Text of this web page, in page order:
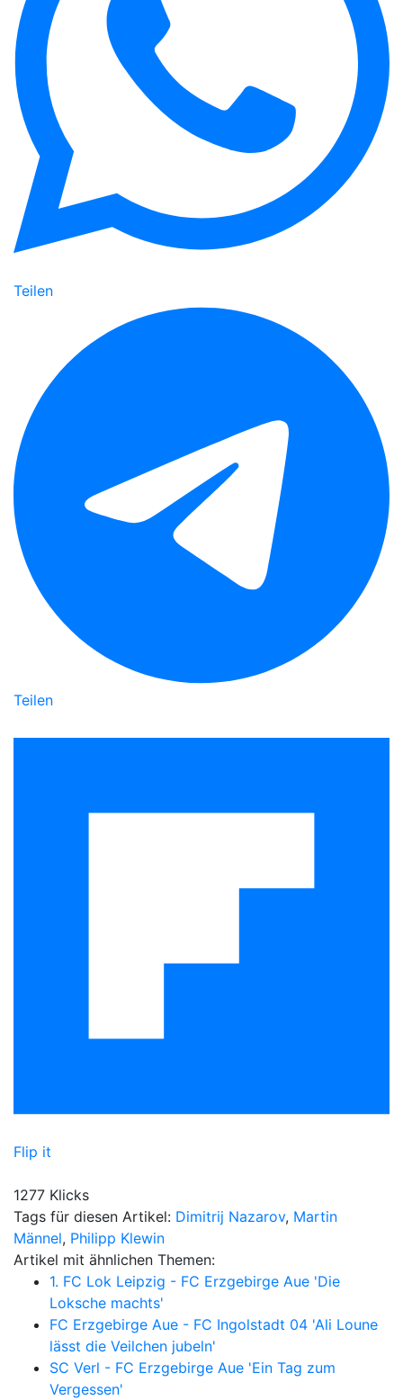
Teilen
Teilen
Flip it
1277 Klicks
Tags für diesen Artikel: Dimitrij Nazarov, Martin
Männel, Philipp Klewin
Artikel mit ähnlichen Themen:
1. FC Lok Leipzig - FC Erzgebirge Aue 'Die
Loksche machts'
FC Erzgebirge Aue - FC Ingolstadt 04 'Ali Loune
lässt die Veilchen jubeln'
SC Verl - FC Erzgebirge Aue 'Ein Tag zum
Vergessen'